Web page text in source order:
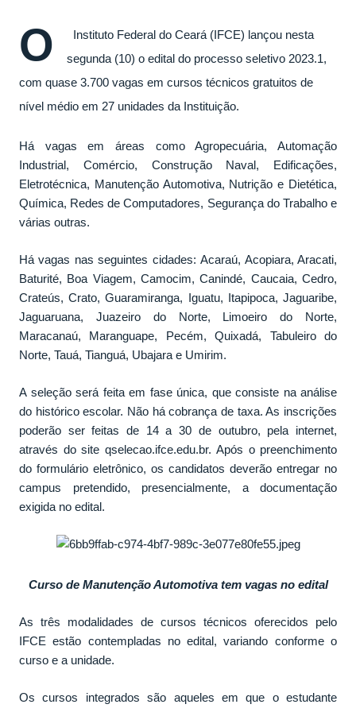
O
Instituto Federal do Ceará (IFCE) lançou nesta
segunda (10) o edital do processo seletivo 2023.1,
com quase 3.700 vagas em cursos técnicos gratuitos de
nível médio em 27 unidades da Instituição.
Há vagas em áreas como Agropecuária, Automação
Industrial, Comércio, Construção Naval, Edificações,
Eletrotécnica, Manutenção Automotiva, Nutrição e Dietética,
Química, Redes de Computadores, Segurança do Trabalho e
várias outras.
Há vagas nas seguintes cidades: Acaraú, Acopiara, Aracati,
Baturité, Boa Viagem, Camocim, Canindé, Caucaia, Cedro,
Crateús, Crato, Guaramiranga, Iguatu, Itapipoca, Jaguaribe,
Jaguaruana, Juazeiro do Norte, Limoeiro do Norte,
Maracanaú, Maranguape, Pecém, Quixadá, Tabuleiro do
Norte, Tauá, Tianguá, Ubajara e Umirim.
A seleção será feita em fase única, que consiste na análise
do histórico escolar. Não há cobrança de taxa. As inscrições
poderão ser feitas de 14 a 30 de outubro, pela internet,
através do site qselecao.ifce.edu.br. Após o preenchimento
do formulário eletrônico, os candidatos deverão entregar no
campus pretendido, presencialmente, a documentação
exigida no edital.
Curso de Manutenção Automotiva tem vagas no edital
As três modalidades de cursos técnicos oferecidos pelo
IFCE estão contempladas no edital, variando conforme o
curso e a unidade.
Os cursos integrados são aqueles em que o estudante